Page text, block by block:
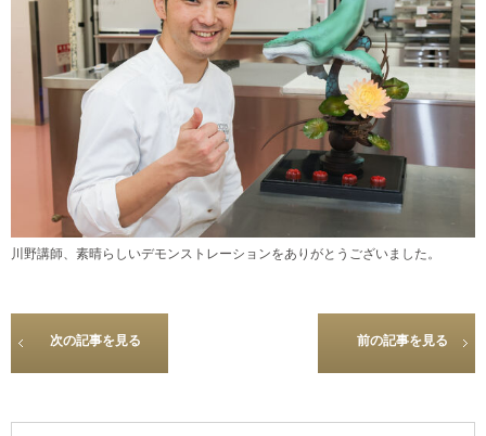
川野講師、素晴らしいデモンストレーションをありがとうございました。
次の記事を見る 前の記事を見る